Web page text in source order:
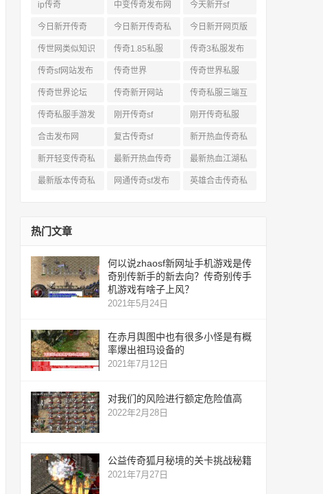
奇私服网站
奇sf
ip传奇 中变传奇发布网 今天新开sf
今日新开传奇
今日新开传奇私
服发布网
今日新开网页版
传奇
传世网类似知识 传奇1.85私服
传奇3私服发布
网站
传奇sf网站发布
网
传奇世界 传奇世界私服
传奇世界论坛 传奇新开网站
传奇私服三端互
通
传奇私服手游发
布网三端
刚开传奇sf 刚开传奇私服
合击发布网 复古传奇sf
新开热血传奇私
服网
新开轻变传奇私
服
最新开热血传奇
私服
最新热血江湖私
服
最新版本传奇私
网通传奇sf发布
英雄合击传奇私
热门文章
何以说zhaosf新网址手机游戏是传
奇别传新手的新去向？传奇别传手
机游戏有啥子上风？
2021年5月24日
在赤月舆图中也有很多小怪是有概
率爆出祖玛设备的
2021年7月12日
对我们的风险进行额定危险值高
2022年2月28日
公益传奇狐月秘境的关卡挑战秘籍
2021年7月27日